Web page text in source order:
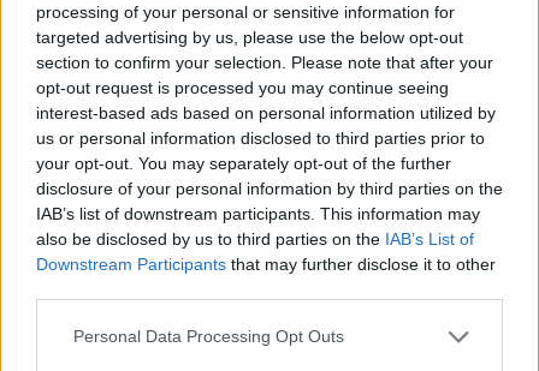
processing of your personal or sensitive information for
targeted advertising by us, please use the below opt-out
section to confirm your selection. Please note that after your
opt-out request is processed you may continue seeing
interest-based ads based on personal information utilized by
us or personal information disclosed to third parties prior to
your opt-out. You may separately opt-out of the further
disclosure of your personal information by third parties on the
IAB’s list of downstream participants. This information may
also be disclosed by us to third parties on the IAB’s List of
Downstream Participants that may further disclose it to other
Personal Data Processing Opt Outs